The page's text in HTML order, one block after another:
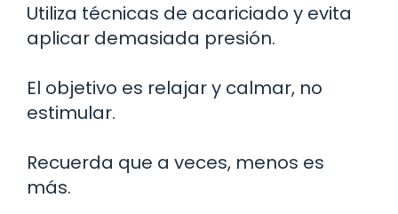
Utiliza técnicas de acariciado y evita
aplicar demasiada presión.
El objetivo es relajar y calmar, no
estimular.
Recuerda que a veces, menos es
más.